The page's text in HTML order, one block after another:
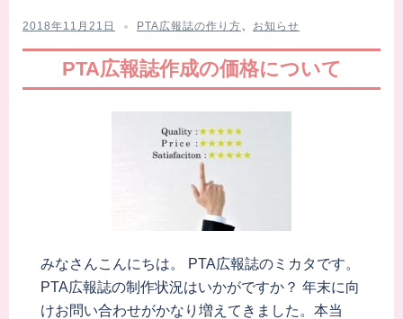
2018年11月21日 PTA広報誌の作り方、 お知らせ
PTA広報誌作成の価格について
みなさんこんにちは。 PTA広報誌のミカタです。
PTA広報誌の制作状況はいかがですか？ 年末に向
けお問い合わせがかなり増えてきました。本当